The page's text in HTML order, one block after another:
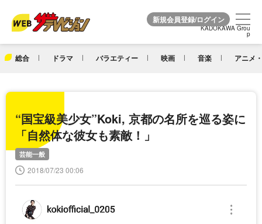
KADOKAWA Grou
p
総合 ドラマ バラエティー 映画 音楽 アニメ
KADOKAWA Grou
p
“国宝級美少女”Koki, 京都の名所を巡る姿に
「自然体な彼女も素敵！」
芸能一般
2018/07/23 00:06